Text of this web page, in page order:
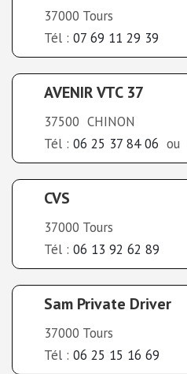
37000 Tours
Tél : 07 69 11 29 39
AVENIR VTC 37
37500 CHINON
Tél : 06 25 37 84 06 ou
CVS
37000 Tours
Tél : 06 13 92 62 89
Sam Private Driver
37000 Tours
Tél : 06 25 15 16 69